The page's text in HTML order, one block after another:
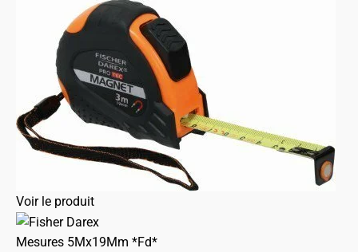
Voir le produit
Mesures 5Mx19Mm *Fd*